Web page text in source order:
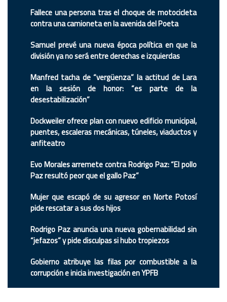
Fallece una persona tras el choque de motocicleta
contra una camioneta en la avenida del Poeta
Samuel prevé una nueva época política en que la
división ya no será entre derechas e izquierdas
Manfred tacha de “vergüenza” la actitud de Lara
en la sesión de honor: “es parte de la
desestabilización”
Dockweiler ofrece plan con nuevo edificio municipal,
puentes, escaleras mecánicas, túneles, viaductos y
anfiteatro
Evo Morales arremete contra Rodrigo Paz: “El pollo
Paz resultó peor que el gallo Paz”
Mujer que escapó de su agresor en Norte Potosí
pide rescatar a sus dos hijos
Rodrigo Paz anuncia una nueva gobernabilidad sin
“jefazos” y pide disculpas si hubo tropiezos
Gobierno atribuye las filas por combustible a la
corrupción e inicia investigación en YPFB